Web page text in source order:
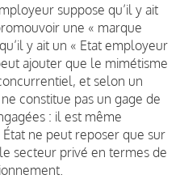
suppose qu’il y ait
une « marque
y ait un « Etat employeur
ajouter que le mimétisme
et selon un
constitue pas un gage de
: il est même
ne peut reposer que sur
secteur privé en termes de